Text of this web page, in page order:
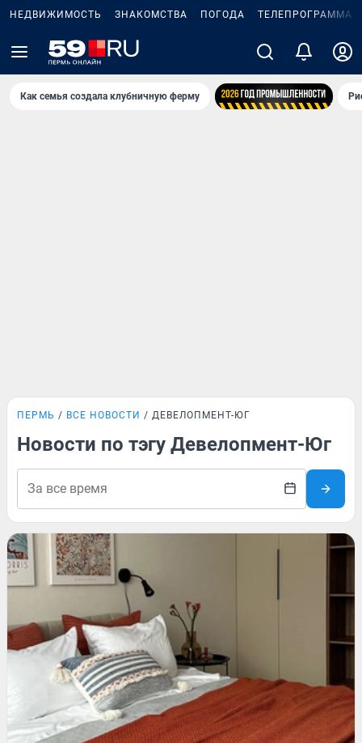
НЕДВИЖИМОСТЬ ЗНАКОМСТВА ПОГОДА ТЕЛЕПРОГРАММА
Как семья создала клубничную ферму
ПЕРМЬ ВСЕ НОВОСТИ ДЕВЕЛОПМЕНТ-ЮГ
Новости по тэгу Девелопмент-Юг